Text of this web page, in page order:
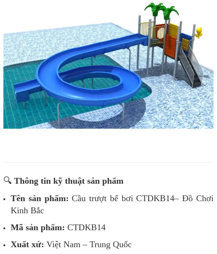
🔍 Thông tin kỹ thuật sản phẩm
Tên sản phẩm: Cầu trượt bể bơi CTDKB14– Đồ Chơi
Kinh Bắc
Mã sản phẩm: CTDKB14
Xuất xứ: Việt Nam – Trung Quốc